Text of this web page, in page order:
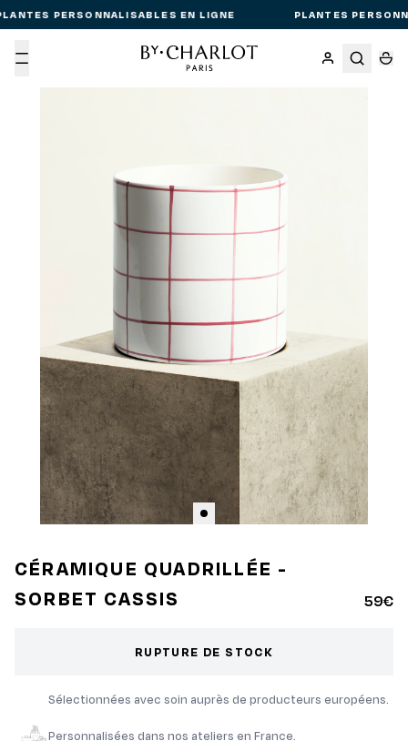
PERSONNALISABLES EN LIGNE PLANTES
Menu
CÉRAMIQUE QUADRILLÉE -
SORBET CASSIS
59€
RUPTURE DE STOCK
Sélectionnées avec soin auprès de producteurs européens.
Personnalisées dans nos ateliers en France.